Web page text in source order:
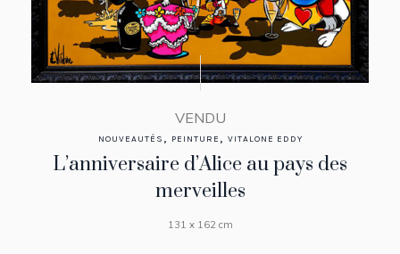
VENDU
NOUVEAUTÉS , PEINTURE , VITALONE EDDY
L’anniversaire d’Alice au pays des
merveilles
131 x 162 cm